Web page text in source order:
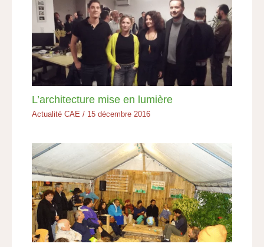
L’architecture mise en lumière
Actualité CAE / 15 décembre 2016